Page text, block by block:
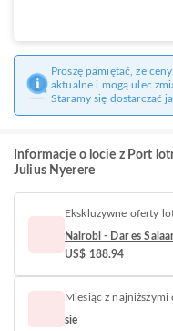
Proszę pamiętać, że
aktualne i mogą ulec
Staramy się dostarczać
Informacje o locie z Port
Julius Nyerere
Ekskluzywne oferty
Nairobi - Dar es
US$ 188.94
Miesiąc z najniższymi
sie